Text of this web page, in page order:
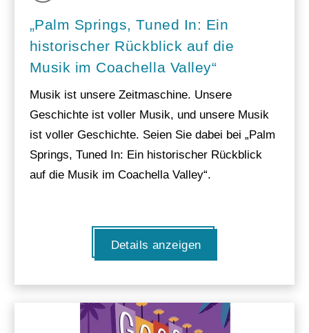
„Palm Springs, Tuned In: Ein
historischer Rückblick auf die
Musik im Coachella Valley“
Musik ist unsere Zeitmaschine. Unsere
Geschichte ist voller Musik, und unsere Musik
ist voller Geschichte. Seien Sie dabei bei „Palm
Springs, Tuned In: Ein historischer Rückblick
auf die Musik im Coachella Valley“.
Details anzeigen